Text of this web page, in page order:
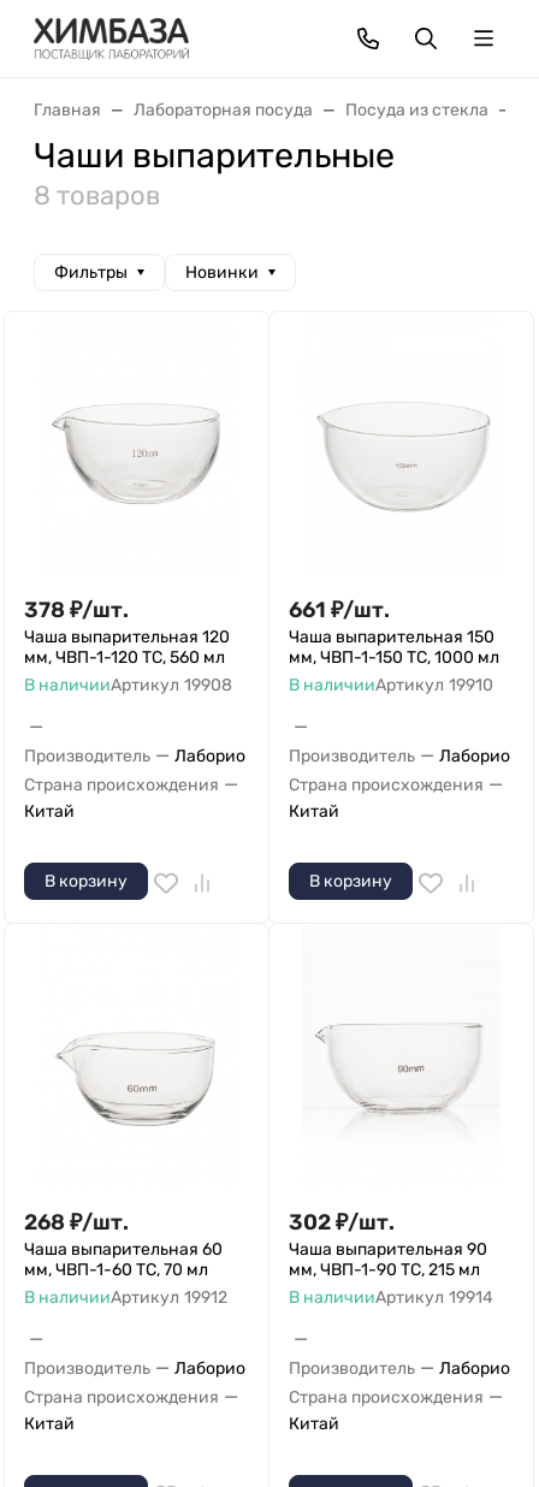
Главная Лабораторная посуда Посуда из стекла
Чаши выпарительные
8 товаров
Фильтры Новинки
378 ₽/шт.
Чаша выпарительная 120
мм, ЧВП-1-120 ТС, 560 мл
В наличииАртикул 19908
—
Производитель — Лаборио
Страна происхождения —
Китай
В корзину
661 ₽/шт.
Чаша выпарительная 150
мм, ЧВП-1-150 ТС, 1000 мл
В наличииАртикул 19910
—
Производитель — Лаборио
Страна происхождения —
Китай
В корзину
268 ₽/шт.
Чаша выпарительная 60
мм, ЧВП-1-60 ТС, 70 мл
В наличииАртикул 19912
—
Производитель — Лаборио
Страна происхождения —
Китай
302₽/шт.
Чаша выпарительная 90
мм, ЧВП-1-90 ТС, 215 мл
В наличииАртикул 19914
—
Производитель — Лаборио
Страна происхождения —
Китай